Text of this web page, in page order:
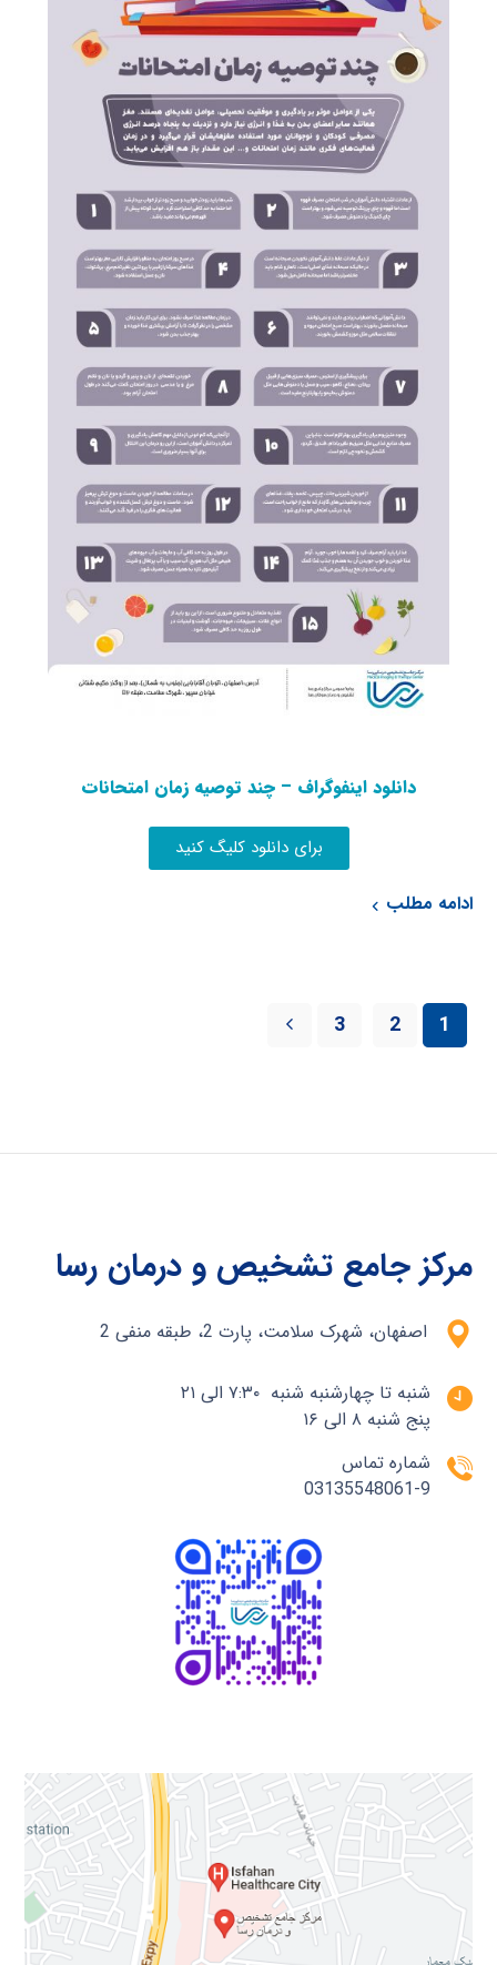
دانلود اینفوگراف – چند توصیه زمان امتحانات
برای دانلود کلیگ کنید
ادامه مطلب
1
2
3
مرکز جامع تشخیص و درمان رسا
اصفهان، شهرک سلامت، پارت 2، طبقه منفی 2
شنبه تا چهارشنبه شنبه ۷:۳۰ الی ۲۱
پنج شنبه ۸ الی ۱۶
شماره تماس
03135548061-9